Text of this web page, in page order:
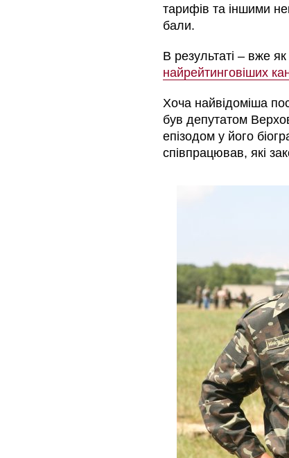
тарифів та іншими
бали.
В результаті –вже як
найрейтинговіших
Хоча найвідоміша
був депутатом
епізодом у його
співпрацював, які